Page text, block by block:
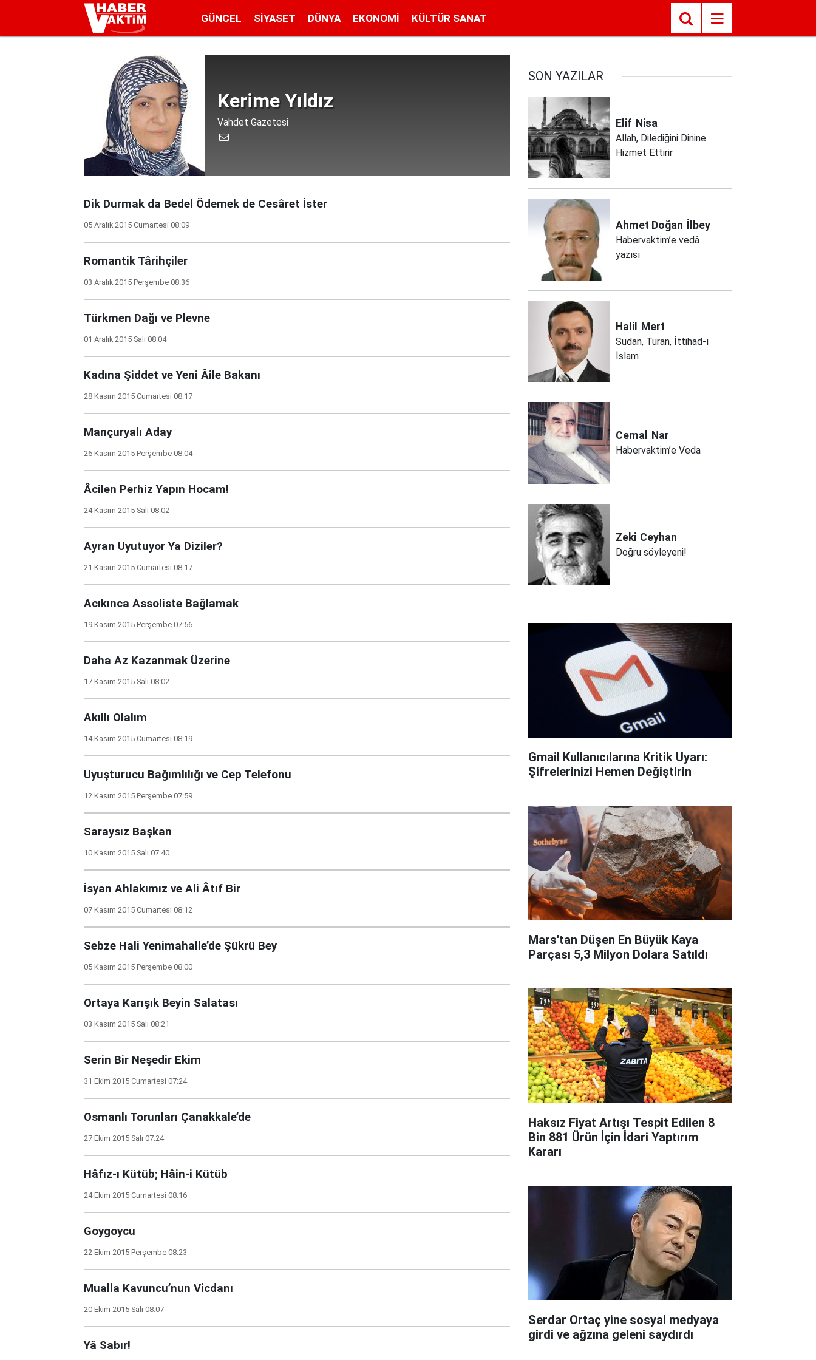
GÜNCEL SIYASET DÜNYA EKONOMI KÜLTÜR SANAT
Kerime Yıldız
Vahdet Gazetesi
Dik Durmak da Bedel Ödemek de Cesâret İster
05 Aralık 2015 Cumartesi 08:09
Romantik Târihçiler
03 Aralık 2015 Perşembe 08:36
Türkmen Dağı ve Plevne
01 Aralık 2015 Salı 08:04
Kadına Şiddet ve Yeni Âile Bakanı
28 Kasım 2015 Cumartesi 08:17
Mançuryalı Aday
26 Kasım 2015 Perşembe 08:04
Âcilen Perhiz Yapın Hocam!
24 Kasım 2015 Salı 08:02
Ayran Uyutuyor Ya Diziler?
21 Kasım 2015 Cumartesi 08:17
Acıkınca Assoliste Bağlamak
19 Kasım 2015 Perşembe 07:56
Daha Az Kazanmak Üzerine
17 Kasım 2015 Salı 08:02
Akıllı Olalım
14 Kasım 2015 Cumartesi 08:19
Uyuşturucu Bağımlılığı ve Cep Telefonu
12 Kasım 2015 Perşembe 07:59
Saraysız Başkan
10 Kasım 2015 Salı 07:40
İsyan Ahlakımız ve Ali Âtıf Bir
07 Kasım 2015 Cumartesi 08:12
Sebze Hali Yenimahalle’de Şükrü Bey
05 Kasım 2015 Perşembe 08:00
Ortaya Karışık Beyin Salatası
03 Kasım 2015 Salı 08:21
Serin Bir Neşedir Ekim
31 Ekim 2015 Cumartesi 07:24
Osmanlı Torunları Çanakkale’de
27 Ekim 2015 Salı 07:24
Hâfız-ı Kütüb; Hâin-i Kütüb
24 Ekim 2015 Cumartesi 08:16
Goygoycu
22 Ekim 2015 Perşembe 08:23
Mualla Kavuncu’nun Vicdanı
20 Ekim 2015 Salı 08:07
Yâ Sabır!
SON YAZILAR
Elif Nisa
Allah, Dilediğini Dinine
Hizmet Ettirir
Ahmet Doğan İlbey
Habervaktim’e vedâ
yazısı
Halil Mert
Sudan, Turan, İttihad-ı
İslam
Cemal Nar
Habervaktim’e Veda
Zeki Ceyhan
Doğru söyleyeni!
Gmail Kullanıcılarına Kritik Uyarı:
Şifrelerinizi Hemen Değiştirin
Mars'tan Düşen En Büyük Kaya
Parçası 5,3 Milyon Dolara Satıldı
Haksız Fiyat Artışı Tespit Edilen 8
Bin 881 Ürün İçin İdari Yaptırım
Kararı
Serdar Ortaç yine sosyal medyaya
girdi ve ağzına geleni saydırdı